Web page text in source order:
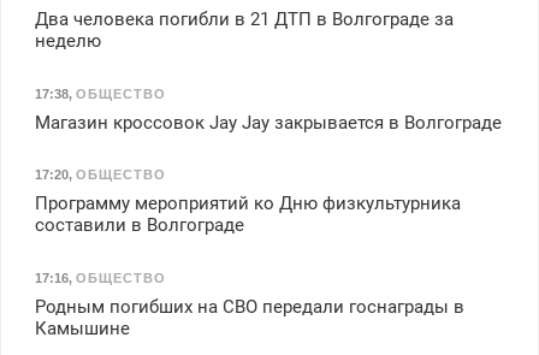
Два человека погибли в 21 ДТП в Волгограде за
неделю
17:38, ОБЩЕСТВО
Магазин кроссовок Jay Jay закрывается в Волгограде
17:20, ОБЩЕСТВО
Программу мероприятий ко Дню физкультурника
составили в Волгограде
17:16, ОБЩЕСТВО
Родным погибших на СВО передали госнаграды в
Камышине